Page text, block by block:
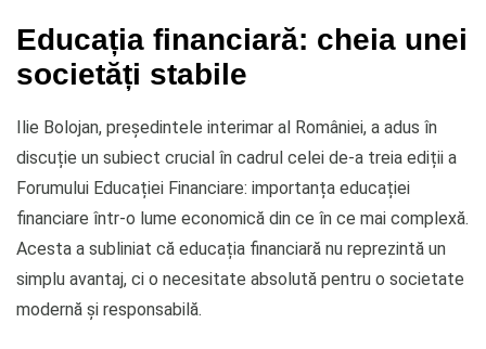
Educația financiară: cheia unei
societăți stabile
Ilie Bolojan, președintele interimar al României, a adus în
discuție un subiect crucial în cadrul celei de-a treia ediții a
Forumului Educației Financiare: importanța educației
financiare într-o lume economică din ce în ce mai complexă.
Acesta a subliniat că educația financiară nu reprezintă un
simplu avantaj, ci o necesitate absolută pentru o societate
modernă și responsabilă.